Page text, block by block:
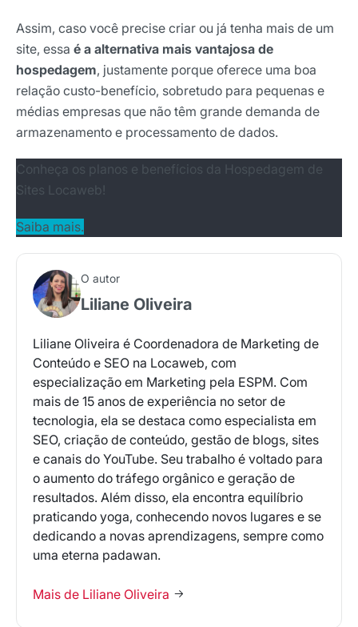
Assim, caso você precise criar ou já tenha mais de um
site, essa é a alternativa mais vantajosa de
hospedagem, justamente porque oferece uma boa
relação custo-benefício, sobretudo para pequenas e
médias empresas que não têm grande demanda de
armazenamento e processamento de dados.
Conheça os planos e benefícios da Hospedagem de
Sites Locaweb!
Saiba mais.
O autor
Liliane Oliveira
Liliane Oliveira é Coordenadora de Marketing de
Conteúdo e SEO na Locaweb, com
especialização em Marketing pela ESPM. Com
mais de 15 anos de experiência no setor de
tecnologia, ela se destaca como especialista em
SEO, criação de conteúdo, gestão de blogs, sites
e canais do YouTube. Seu trabalho é voltado para
o aumento do tráfego orgânico e geração de
resultados. Além disso, ela encontra equilíbrio
praticando yoga, conhecendo novos lugares e se
dedicando a novas aprendizagens, sempre como
uma eterna padawan.
Mais de Liliane Oliveira